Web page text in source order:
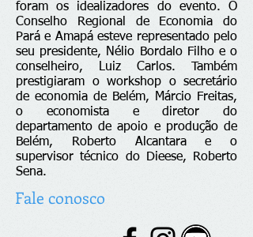
foram os idealizadores do evento. O
Conselho Regional de Economia do
Pará e Amapá esteve representado pelo
seu presidente, Nélio Bordalo Filho e o
conselheiro, Luiz Carlos. Também
prestigiaram o workshop o secretário
de economia de Belém, Márcio Freitas,
o economista e diretor do
departamento de apoio e produção de
Belém, Roberto Alcantara e o
supervisor técnico do Dieese, Roberto
Sena.
Fale conosco